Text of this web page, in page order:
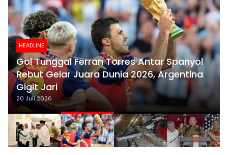
HEADLINE
Gol Tunggal Ferran Torres Antar Spanyol
Rebut Gelar Juara Dunia 2026, Argentina
Gigit Jari
20 Juli 2026